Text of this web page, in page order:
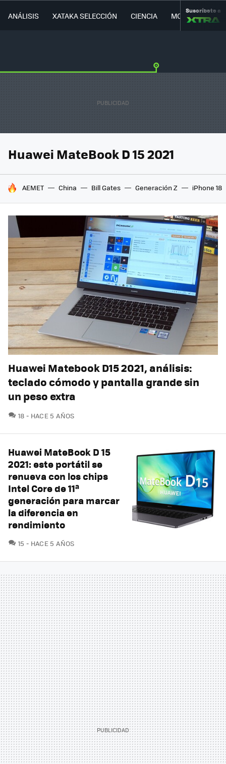
ANÁLISIS XATAKA SELECCIÓN CIENCIA MOVILIDAD
Suscríbete a
Huawei MateBook D 15 2021
HOY SE HABLA DE
AEMET China Bill Gates Generación Z iPhone 18
Huawei Matebook D15 2021, análisis:
teclado cómodo y pantalla grande sin
un peso extra
18 COMENTARIOS
HACE 5 AÑOS
Huawei MateBook D 15
2021: este portátil se
renueva con los chips
Intel Core de 11ª
generación para marcar
la diferencia en
rendimiento
15 COMENTARIOS
HACE 5 AÑOS